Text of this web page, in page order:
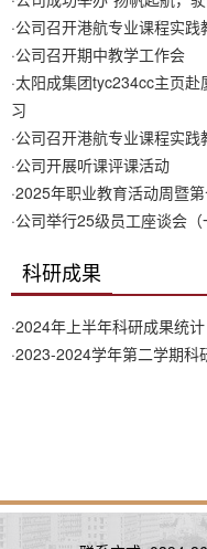
·公司召开港航专业课程实践
·公司召开期中教学工作会
·太阳成集团tyc234cc主页
习
·公司召开港航专业课程实
·公司开展听课评课活动
·2025年职业教育活动周暨
·公司举行25级员工座谈会（
科研成果
·2024年上半年科研成果统计
·2023-2024学年第二学期科